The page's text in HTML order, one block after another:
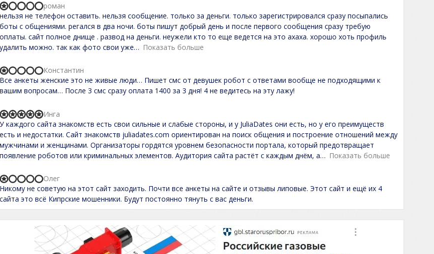
R
a
t
d
1
0
o
u
t
5
нельзя не телефон оставить. нельзя сообщение. только за деньги. только зарегистрировался сразу посыпались
боты с общениями. регался в два ночи. боты пишут добрый день и после первого сообщения сразу требую
оплаты. сайт полное днище . развод на деньги. неужели кто то еще ведется на это ахаха. хорошо хоть профиль
удалить можно. так как фото свои уже
Показать больше
роман
R
a
t
1
,
0
o
u
t
o
5
Все анкеты женские это не живые люди… Пишет смс от девушек робот с ответами вообще не подходящими к
вашим вопросам… После 3 смс сразу оплата 1400 за 3 дня! 4 не ведитесь на эту лажу!
Константин
R
a
t
d
5
0
o
u
t
5
У каждого сайта знакомств есть свои сильные и слабые стороны, и у JuliaDates они есть, но у его преимуществ
есть и недостатки. Сайт знакомств juliadates.com ориентирован на поиск общения и построение отношений между
мужчинами и женщинами. Организаторы гордятся уровнем безопасности портала, который предотвращает
появление роботов или криминальных элементов. Аудитория сайта растёт с каждым днём, а
Показать больше
Инга
R
a
t
1
Никому не советую на этот сайт заходить. Почти все анкеты на сайте и отзывы липовые. Этот сайт и ещё их 4
сайта это всё Кипрские мошенники. Будут постоянно тянуть с вас деньги.
Олег